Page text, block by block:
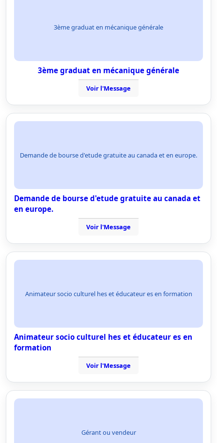
3ème graduat en mécanique générale
3ème graduat en mécanique générale
Voir l'Message
Demande de bourse d'etude gratuite au canada et en europe.
Demande de bourse d'etude gratuite au canada et
en europe.
Voir l'Message
Animateur socio culturel hes et éducateur es en formation
Animateur socio culturel hes et éducateur es en
formation
Voir l'Message
Gérant ou vendeur